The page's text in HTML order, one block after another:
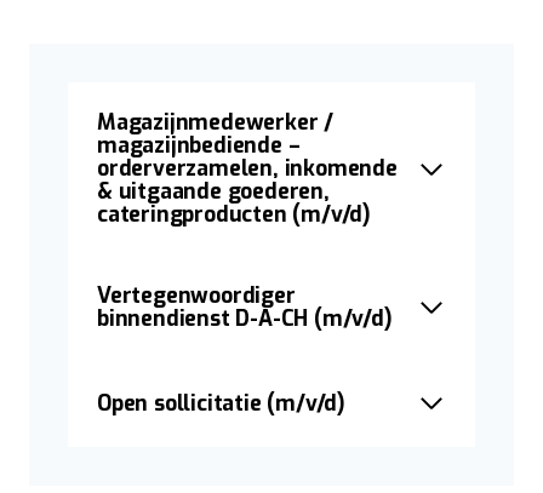
Magazijnmedewerker /
magazijnbediende –
orderverzamelen, inkomende
& uitgaande goederen,
cateringproducten (m/v/d)
Vertegenwoordiger
binnendienst D-A-CH (m/v/d)
Open sollicitatie (m/v/d)